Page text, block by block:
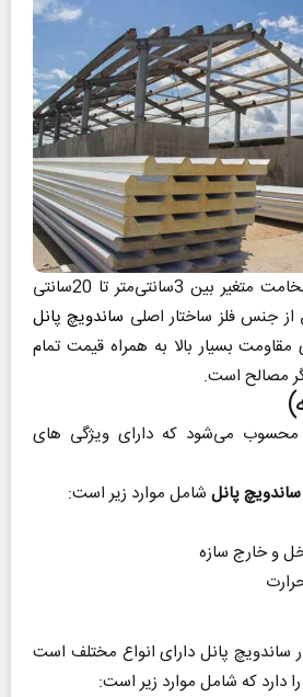
یک لایه فوم عایق با ضخامت متغیر بین 3سانتی‌متر تا 20سانتی
از جنس فلز ساختار اصلی ساندویچ پانل
بسیار بالا به همراه قیمت تمام
مصالح است.
می‌شود که دارای ویژگی های
پانل شامل موارد زیر است:
و خارج سازه
ساندویچ پانل دارای انواع مختلف است
که شامل موارد زیر است: